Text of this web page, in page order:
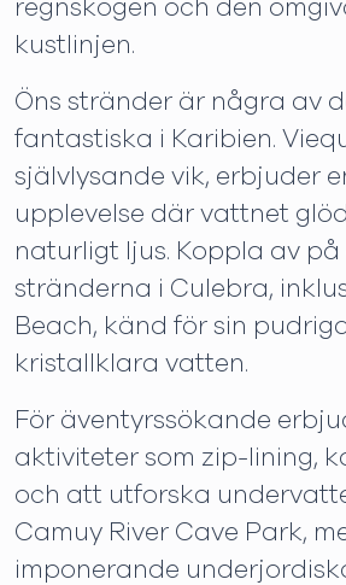
regnskogen och den
kustlinjen.
Öns stränder är några av
fantastiska i Karibien.
självlysande vik, erbjuder
upplevelse där vattnet
naturligt ljus. Koppla av
stränderna i Culebra,
Beach, känd för sin
kristallklara vatten.
För äventyrssökande
aktiviteter som zip-lining,
och att utforska
Camuy River Cave Park,
imponerande